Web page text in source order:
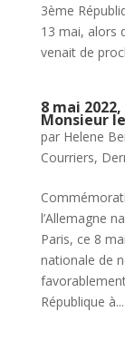
3ème
13 mai, alors
venait de
8 mai
Monsieur
par Helene
Courriers,
l’Allemagne
Paris, ce 8
nationale de
République à...